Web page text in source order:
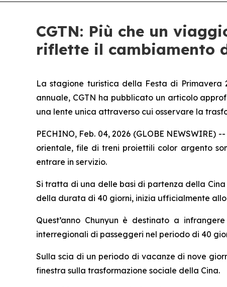
CGTN: Più che un
riflette il cambiamento
La stagione turistica della Festa di
annuale, CGTN ha pubblicato un articolo
una lente unica attraverso cui osservare la
PECHINO, Feb. 04, 2026 (GLOBE
orientale, file di treni proiettili color argento
entrare in servizio.
Si tratta di una delle basi di partenza della
della durata di 40 giorni, inizia ufficialmente
Quest’anno Chunyun è destinato a
interregionali di passeggeri nel periodo di 40
Sulla scia di un periodo di vacanze di nove
finestra sulla trasformazione sociale della Cina.